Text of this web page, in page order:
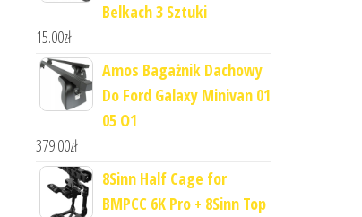
Belkach 3 Sztuki
15.00zł
Amos Bagażnik Dachowy
Do Ford Galaxy Minivan 01
05 O1
379.00zł
8Sinn Half Cage for
BMPCC 6K Pro + 8Sinn Top